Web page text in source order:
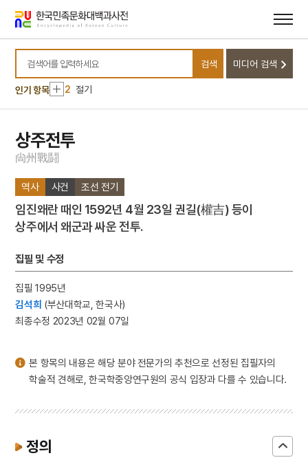
바로가기
바로가기
검색어를 입력하세요
검색 미디어 검색
인기 항목
10 불족도
1 금성대군
2 절기
3 달마도
4
5
7
거중기
8 국화 옆에서
9 날개
1 금성대군
2
3 달마도
5 조식
6 5·10 총선거
상주전투
尙州戰鬪
역사 사건 조선 전기
임진왜란 때인 1592년 4월 23일 권길(權吉) 등이
상주에서 왜군과 싸운 전투.
집필 및 수정
집필 1995년
김석희 (부산대학교, 한국사)
최종수정 2023년 02월 07일
본 항목의 내용은 해당 분야 전문가의 추천으로 선정된 집필자의
학술적 견해로, 한국학중앙연구원의 공식 입장과 다를 수 있습니다.
정의